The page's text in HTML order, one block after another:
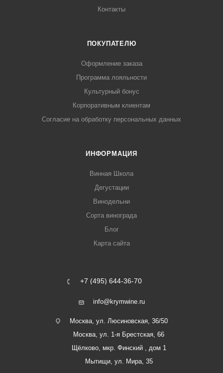
Контакты
ПОКУПАТЕЛЮ
Оформление заказа
Программа лояльности
Культурный бонус
Корпоративным клиентам
Согласие на обработку персональных данных
ИНФОРМАЦИЯ
Винная Школа
Дегустации
Винодельни
Сорта винограда
Блог
Карта сайта
+7 (495) 644-36-70
info@krymwine.ru
Москва, ул. Люсиновская, 36/50
Москва, ул. 1-я Брестская, 66
Щёлково, мкр. Финский , дом 1
Мытищи, ул. Мира, 35